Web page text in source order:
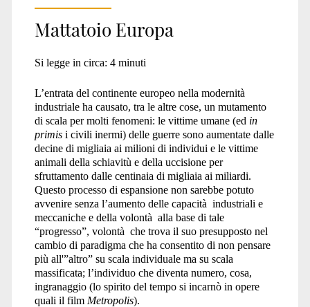
<span>il
paradosso
del
maialino</span>
Mattatoio Europa
Si legge in circa: 4 minuti
L’entrata del continente europeo nella modernità
industriale ha causato, tra le altre cose, un mutamento
di scala per molti fenomeni: le vittime umane (ed in
primisi civili inermi) delle guerre sono aumentate dalle
decine di migliaia ai milioni di individui e le vittime
animali della schiavitù e della uccisione per
sfruttamento dalle centinaia di migliaia ai miliardi.
Questo processo di espansione non sarebbe potuto
avvenire senza l’aumento delle capacità industriali e
meccaniche e della volontà alla base di tale
“progresso”, volontà che trova il suo presupposto nel
cambio di paradigma che ha consentito di non pensare
più all'”altro” su scala individuale ma su scala
massificata; l’individuo che diventa numero, cosa,
ingranaggio (lo spirito del tempo si incarnò in opere
quali il film Metropolis).